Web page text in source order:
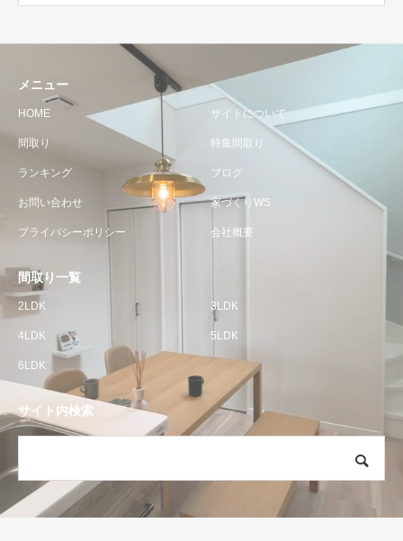
メニュー
HOME サイトについて
間取り 特集間取り
ランキング ブログ
お問い合わせ 家づくりWS
プライバシーポリシー 会社概要
間取り一覧
2LDK 3LDK
4LDK 5LDK
6LDK
サイト内検索